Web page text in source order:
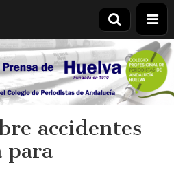
accidentes
para